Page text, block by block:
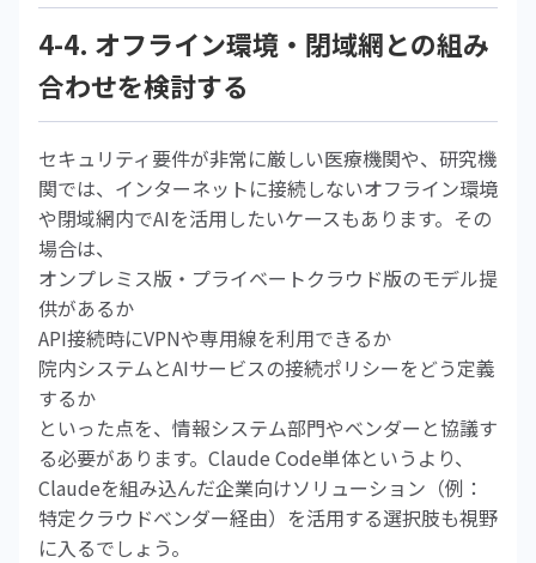
4-4. オフライン環境・閉域網との組み
合わせを検討する
セキュリティ要件が非常に厳しい医療機関や、研究機
関では、インターネットに接続しないオフライン環境
や閉域網内でAIを活用したいケースもあります。その
場合は、
オンプレミス版・プライベートクラウド版のモデル提
供があるか
API接続時にVPNや専用線を利用できるか
院内システムとAIサービスの接続ポリシーをどう定義
するか
といった点を、情報システム部門やベンダーと協議す
る必要があります。Claude Code単体というより、
Claudeを組み込んだ企業向けソリューション（例：
特定クラウドベンダー経由）を活用する選択肢も視野
に入るでしょう。